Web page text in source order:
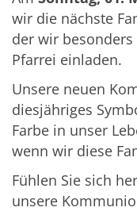
wir die nächste
der wir
Pfarrei einladen.
Unsere neuen
diesjähriges
Farbe in unser
wenn wir diese
Fühlen Sie sich
unsere